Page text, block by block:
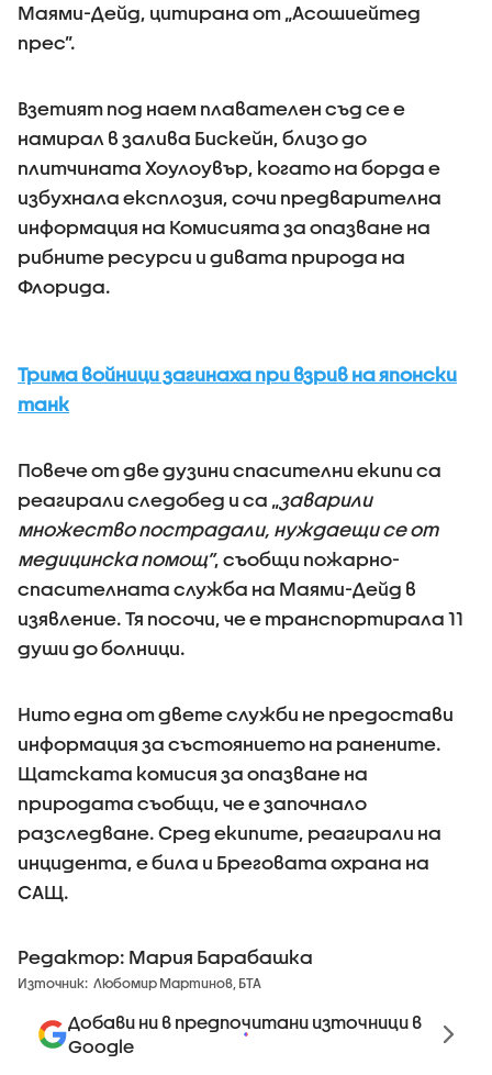
Маями-Дейд, цитирана от „Асошиейтед
прес”.
Взетият под наем плавателен съд се е
намирал в залива Бискейн, близо до
плитчината Хоулоувър, когато на борда е
избухнала експлозия, сочи предварителна
информация на Комисията за опазване на
рибните ресурси и дивата природа на
Флорида.
Трима войници загинаха при взрив на японски
танк
Повече от две дузини спасителни екипи са
реагирали следобед и са „заварили
множество пострадали, нуждаещи се от
медицинска помощ”, съобщи пожарно-
спасителната служба на Маями-Дейд в
изявление. Тя посочи, че е транспортирала 11
души до болници.
Нито една от двете служби не предостави
информация за състоянието на ранените.
Щатската комисия за опазване на
природата съобщи, че е започнало
разследване. Сред екипите, реагирали на
инцидента, е била и Бреговата охрана на
САЩ.
Редактор: Мария Барабашка
Източник: Любомир Мартинов, БТА
Добави ни в предпочитани източници в
Google